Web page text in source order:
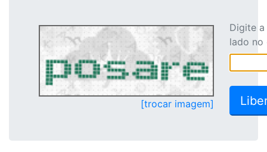
[trocar imagem]
Digite
lado no